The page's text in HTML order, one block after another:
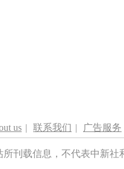
us | 联系我们 | 广告服务
所刊载信息，不代表中新